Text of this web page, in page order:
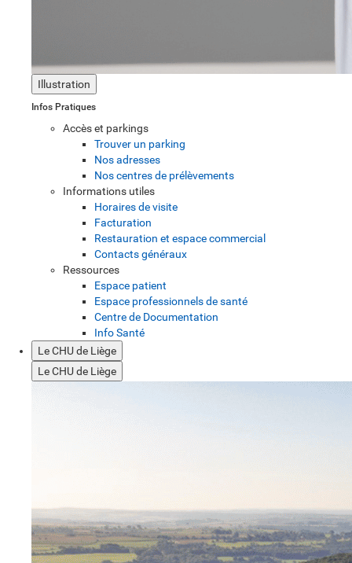
Illustration
Infos Pratiques
Accès et parkings
Trouver un parking
Nos adresses
Nos centres de prélèvements
Informations utiles
Horaires de visite
Facturation
Restauration et espace commercial
Contacts généraux
Ressources
Espace patient
Espace professionnels de santé
Centre de Documentation
Info Santé
Le CHU de Liège
Le CHU de Liège